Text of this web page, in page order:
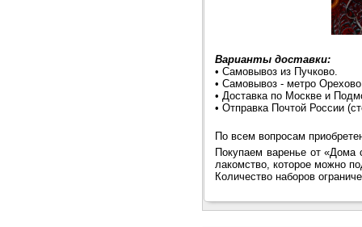
Варианты доставки:
• Самовывоз из Пучково.
• Самовывоз - метро
• Доставка по Москве и
• Отправка Почтой России
По всем вопросам
Покупаем варенье от «Дома
лакомство, которое можно
Количество наборов